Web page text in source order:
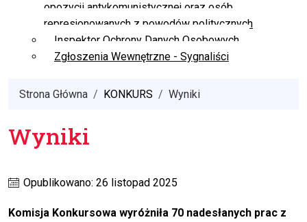
opozycji antykomunistycznej oraz osób
represjonowanych z powodów politycznych
Inspektor Ochrony Danych Osobowych
Zgłoszenia Wewnętrzne - Sygnaliści
Strona Główna KONKURS Wyniki
Wyniki
Opublikowano: 26 listopad 2025
Komisja Konkursowa wyróżniła 70 nadesłanych prac z